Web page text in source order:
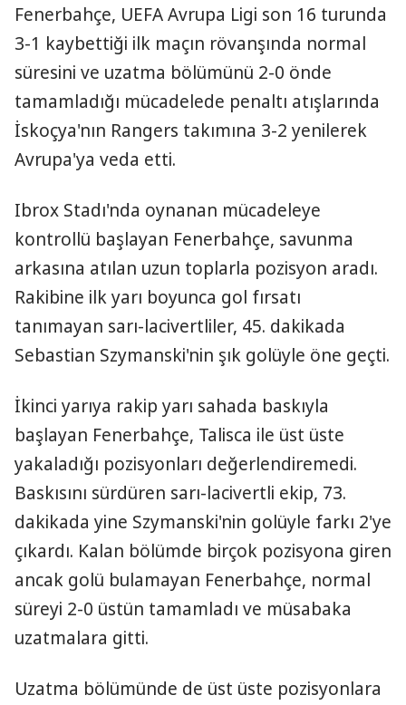
Fenerbahçe, UEFA Avrupa Ligi son 16 turunda
3-1 kaybettiği ilk maçın rövanşında normal
süresini ve uzatma bölümünü 2-0 önde
tamamladığı mücadelede penaltı atışlarında
İskoçya'nın Rangers takımına 3-2 yenilerek
Avrupa'ya veda etti.
Ibrox Stadı'nda oynanan mücadeleye
kontrollü başlayan Fenerbahçe, savunma
arkasına atılan uzun toplarla pozisyon aradı.
Rakibine ilk yarı boyunca gol fırsatı
tanımayan sarı-lacivertliler, 45. dakikada
Sebastian Szymanski'nin şık golüyle öne geçti.
İkinci yarıya rakip yarı sahada baskıyla
başlayan Fenerbahçe, Talisca ile üst üste
yakaladığı pozisyonları değerlendiremedi.
Baskısını sürdüren sarı-lacivertli ekip, 73.
dakikada yine Szymanski'nin golüyle farkı 2'ye
çıkardı. Kalan bölümde birçok pozisyona giren
ancak golü bulamayan Fenerbahçe, normal
süreyi 2-0 üstün tamamladı ve müsabaka
uzatmalara gitti.
Uzatma bölümünde de üst üste pozisyonlara